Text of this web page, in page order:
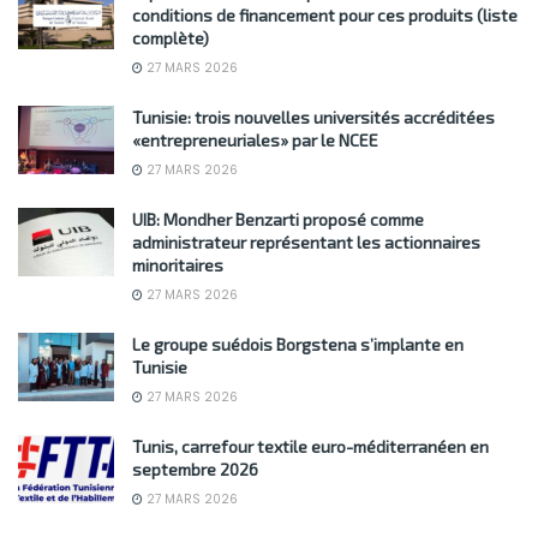
conditions de financement pour ces produits (liste
complète)
27 MARS 2026
Tunisie: trois nouvelles universités accréditées
«entrepreneuriales» par le NCEE
27 MARS 2026
UIB: Mondher Benzarti proposé comme
administrateur représentant les actionnaires
minoritaires
27 MARS 2026
Le groupe suédois Borgstena s’implante en
Tunisie
27 MARS 2026
Tunis, carrefour textile euro-méditerranéen en
septembre 2026
27 MARS 2026